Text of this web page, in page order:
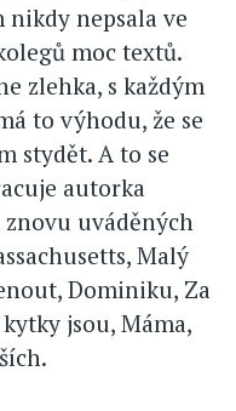
nikdy nepsala ve
moc textů.
zlehka, s každým
to výhodu, že se
stydět. A to se
autorka
uváděných
Malý
Dominiku, Za
jsou, Máma,